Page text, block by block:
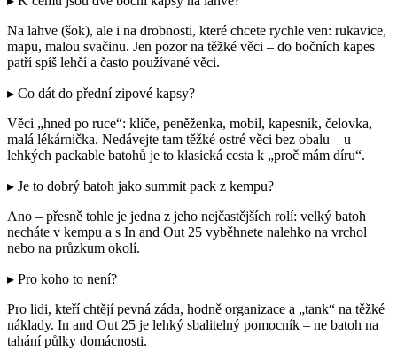
Na lahve (šok), ale i na drobnosti, které chcete rychle ven: rukavice,
mapu, malou svačinu. Jen pozor na těžké věci – do bočních kapes
patří spíš lehčí a často používané věci.
▸ Co dát do přední zipové kapsy?
Věci „hned po ruce“: klíče, peněženka, mobil, kapesník, čelovka,
malá lékárnička. Nedávejte tam těžké ostré věci bez obalu – u
lehkých packable batohů je to klasická cesta k „proč mám díru“.
▸ Je to dobrý batoh jako summit pack z kempu?
Ano – přesně tohle je jedna z jeho nejčastějších rolí: velký batoh
necháte v kempu a s In and Out 25 vyběhnete nalehko na vrchol
nebo na průzkum okolí.
▸ Pro koho to není?
Pro lidi, kteří chtějí pevná záda, hodně organizace a „tank“ na těžké
náklady. In and Out 25 je lehký sbalitelný pomocník – ne batoh na
tahání půlky domácnosti.